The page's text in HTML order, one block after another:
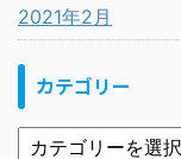
2021年2月
カテゴリー